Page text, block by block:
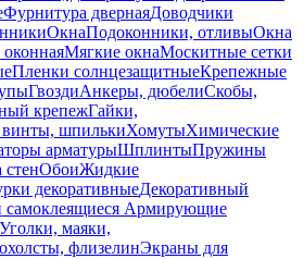
Фурнитура двернаяДоводчики
ОкнаПодоконники, отливыОкна
Мягкие окнаМоскитные сетки
Пленки солнцезащитныеКрепежные
ГвоздиАнкеры, дюбелиСкобы,
крепежГайки,
шпилькиХомутыХимические
арматурыШплинтыПружины
стенОбоиЖидкие
декоративныеДекоративный
Армирующие
Уголки, маяки,
флизелинЭкраны для